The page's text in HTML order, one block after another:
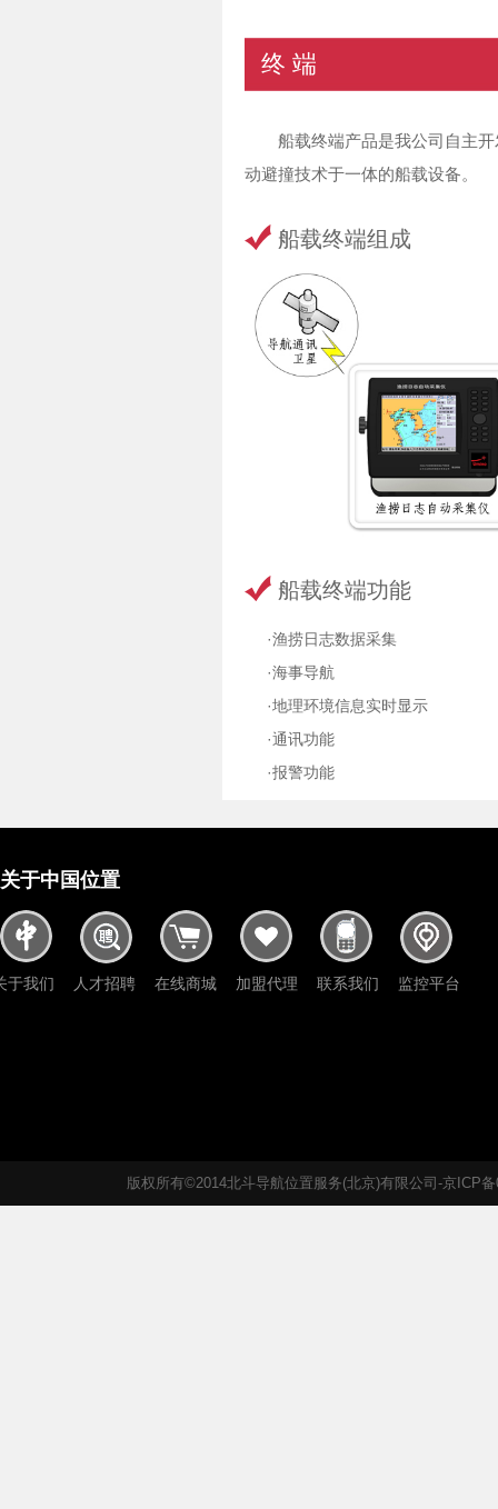
终 端
船载终端产品是我公司自主
动避撞技术于一体的船载设备。
船载终端组成
船载终端功能
·渔捞日志数据采集
·海事导航
·地理环境信息实时显示
·通讯功能
·报警功能
关于中国位置
于我们 人才招聘 在线商城 加盟代理 联系我们 监控平台
版权所有©2014北斗导航位置服务(北京)有限公司-京ICP备